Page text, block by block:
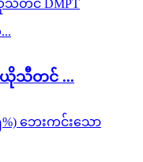
ယိုသီတင် ...